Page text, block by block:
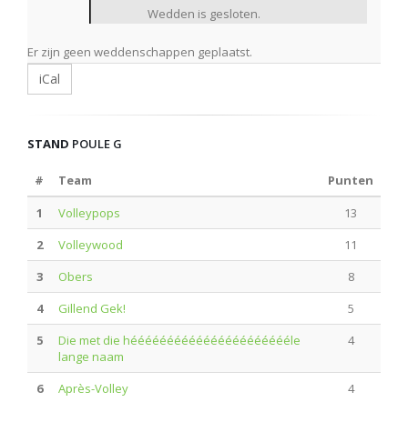
Wedden is gesloten.
Er zijn geen weddenschappen geplaatst.
iCal
STAND POULE G
# Team
Punten
1
Volleypops
13
2
Volleywood
11
3
Obers
8
4
Gillend Gek!
5
5
Die met die hééééééééééééééééééééééle
lange naam
4
6 Après-Volley 4